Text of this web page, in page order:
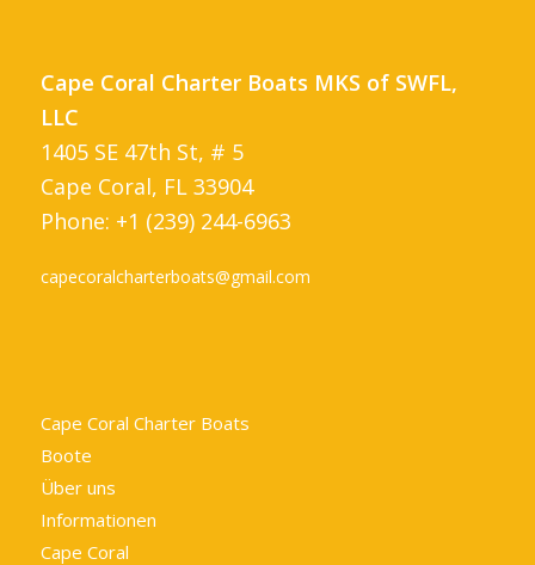
Cape Coral Charter Boats MKS of SWFL,
LLC
1405 SE 47th St, # 5
Cape Coral, FL 33904
Phone: +1 (239) 244-6963
capecoralcharterboats@gmail.com
Cape Coral Charter Boats
Boote
Über uns
Informationen
Cape Coral